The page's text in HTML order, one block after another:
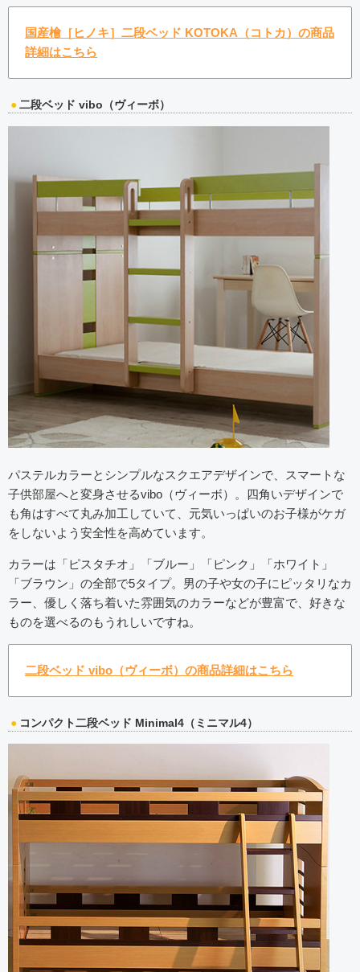
国産檜［ヒノキ］二段ベッド KOTOKA（コトカ）の商品
詳細はこちら
二段ベッド vibo（ヴィーボ）
パステルカラーとシンプルなスクエアデザインで、スマートな
子供部屋へと変身させるvibo（ヴィーボ）。四角いデザインで
も角はすべて丸み加工していて、元気いっぱいのお子様がケガ
をしないよう安全性を高めています。
カラーは「ピスタチオ」「ブルー」「ピンク」「ホワイト」
「ブラウン」の全部で5タイプ。男の子や女の子にピッタリなカ
ラー、優しく落ち着いた雰囲気のカラーなどが豊富で、好きな
ものを選べるのもうれしいですね。
二段ベッド vibo（ヴィーボ）の商品詳細はこちら
コンパクト二段ベッド Minimal4（ミニマル4）